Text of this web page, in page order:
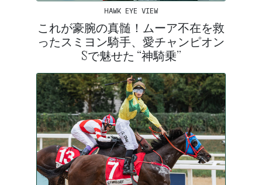
HAWK EYE VIEW
これが豪腕の真髄！ムーア不在を救
ったスミヨン騎手、愛チャンピオン
Sで魅せた “神騎乗”